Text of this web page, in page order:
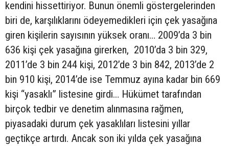
kendini hissettiriyor. Bunun önemli göstergelerinden
biri de, karşılıklarını ödeyemedikleri için çek yasağına
giren kişilerin sayısının yüksek oranı… 2009’da 3 bin
636 kişi çek yasağına girerken, 2010’da 3 bin 329,
2011’de 3 bin 244 kişi, 2012’de 3 bin 842, 2013’de 2
bin 910 kişi, 2014’de ise Temmuz ayına kadar bin 669
kişi “yasaklı” listesine girdi… Hükümet tarafından
birçok tedbir ve denetim alınmasına rağmen,
piyasadaki durum çek yasaklıları listesini yıllar
geçtikçe artırdı. Ancak son iki yılda çek yasağına